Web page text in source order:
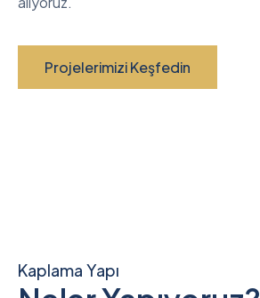
Projelerimizi Keşfedin
Kaplama Yapı